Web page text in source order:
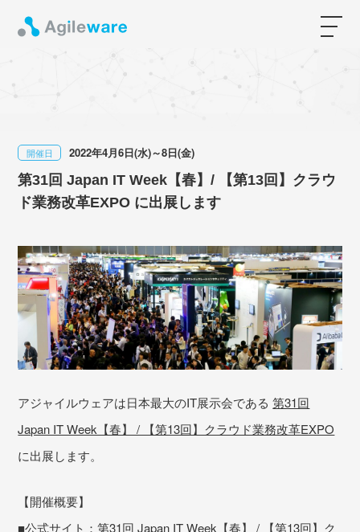
開催日 2022年4月6日(水)～8日(金)
第31回 Japan IT Week【春】/ 【第13回】クラウ
ド業務改革EXPO に出展します
アジャイルウェアは日本最大のIT展示会である第31回
Japan IT Week【春】 / 【第13回】クラウド業務改革EXPO
に出展します。
【開催概要】
■公式サイト：第31回 Japan IT Week【春】 / 【第13回】ク